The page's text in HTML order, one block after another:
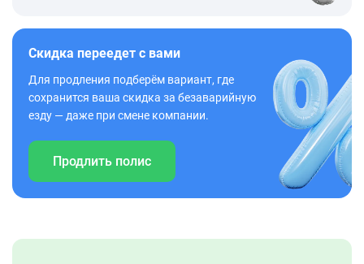
Скидка переедет с вами
Для продления подберём вариант, где
сохранится ваша скидка за безаварийную
езду — даже при смене компании.
Продлить полис